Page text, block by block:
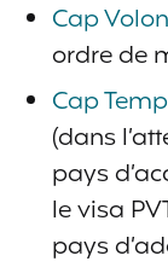
Cap
ordre de
Cap
(dans
pays
le visa
pays